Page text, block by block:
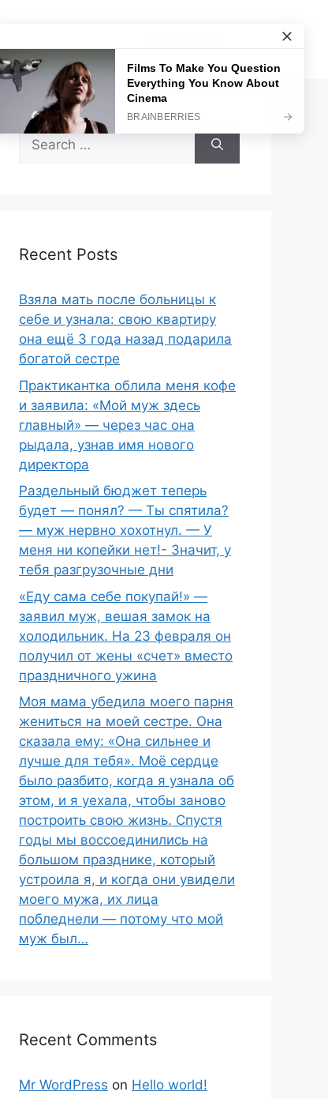
Search
for:
Recent Posts
Взяла мать после больницы к
себе и узнала: свою квартиру
она ещё 3 года назад подарила
богатой сестре
Практикантка облила меня кофе
и заявила: «Мой муж здесь
главный» — через час она
рыдала, узнав имя нового
директора
Раздельный бюджет теперь
будет — понял? — Ты спятила?
— муж нервно хохотнул. — У
меня ни копейки нет!- Значит, у
тебя разгрузочные дни
«Еду сама себе покупай!» —
заявил муж, вешая замок на
холодильник. На 23 февраля он
получил от жены «счет» вместо
праздничного ужина
Моя мама убедила моего парня
жениться на моей сестре. Она
сказала ему: «Она сильнее и
лучше для тебя». Моё сердце
было разбито, когда я узнала об
этом, и я уехала, чтобы заново
построить свою жизнь. Спустя
годы мы воссоединились на
большом празднике, который
устроила я, и когда они увидели
моего мужа, их лица
побледнели — потому что мой
муж был…
Recent Comments
Mr WordPress on Hello world!